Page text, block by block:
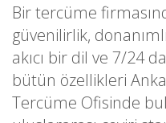
Bir tercüme
güvenilirlik,
akıcı bir dil ve 7/24
bütün özellikleri
Tercüme Ofisinde